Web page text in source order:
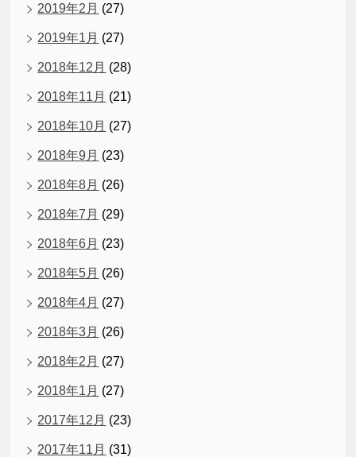
2019年2月 (27)
2019年1月 (27)
2018年12月 (28)
2018年11月 (21)
2018年10月 (27)
2018年9月 (23)
2018年8月 (26)
2018年7月 (29)
2018年6月 (23)
2018年5月 (26)
2018年4月 (27)
2018年3月 (26)
2018年2月 (27)
2018年1月 (27)
2017年12月 (23)
2017年11月 (31)